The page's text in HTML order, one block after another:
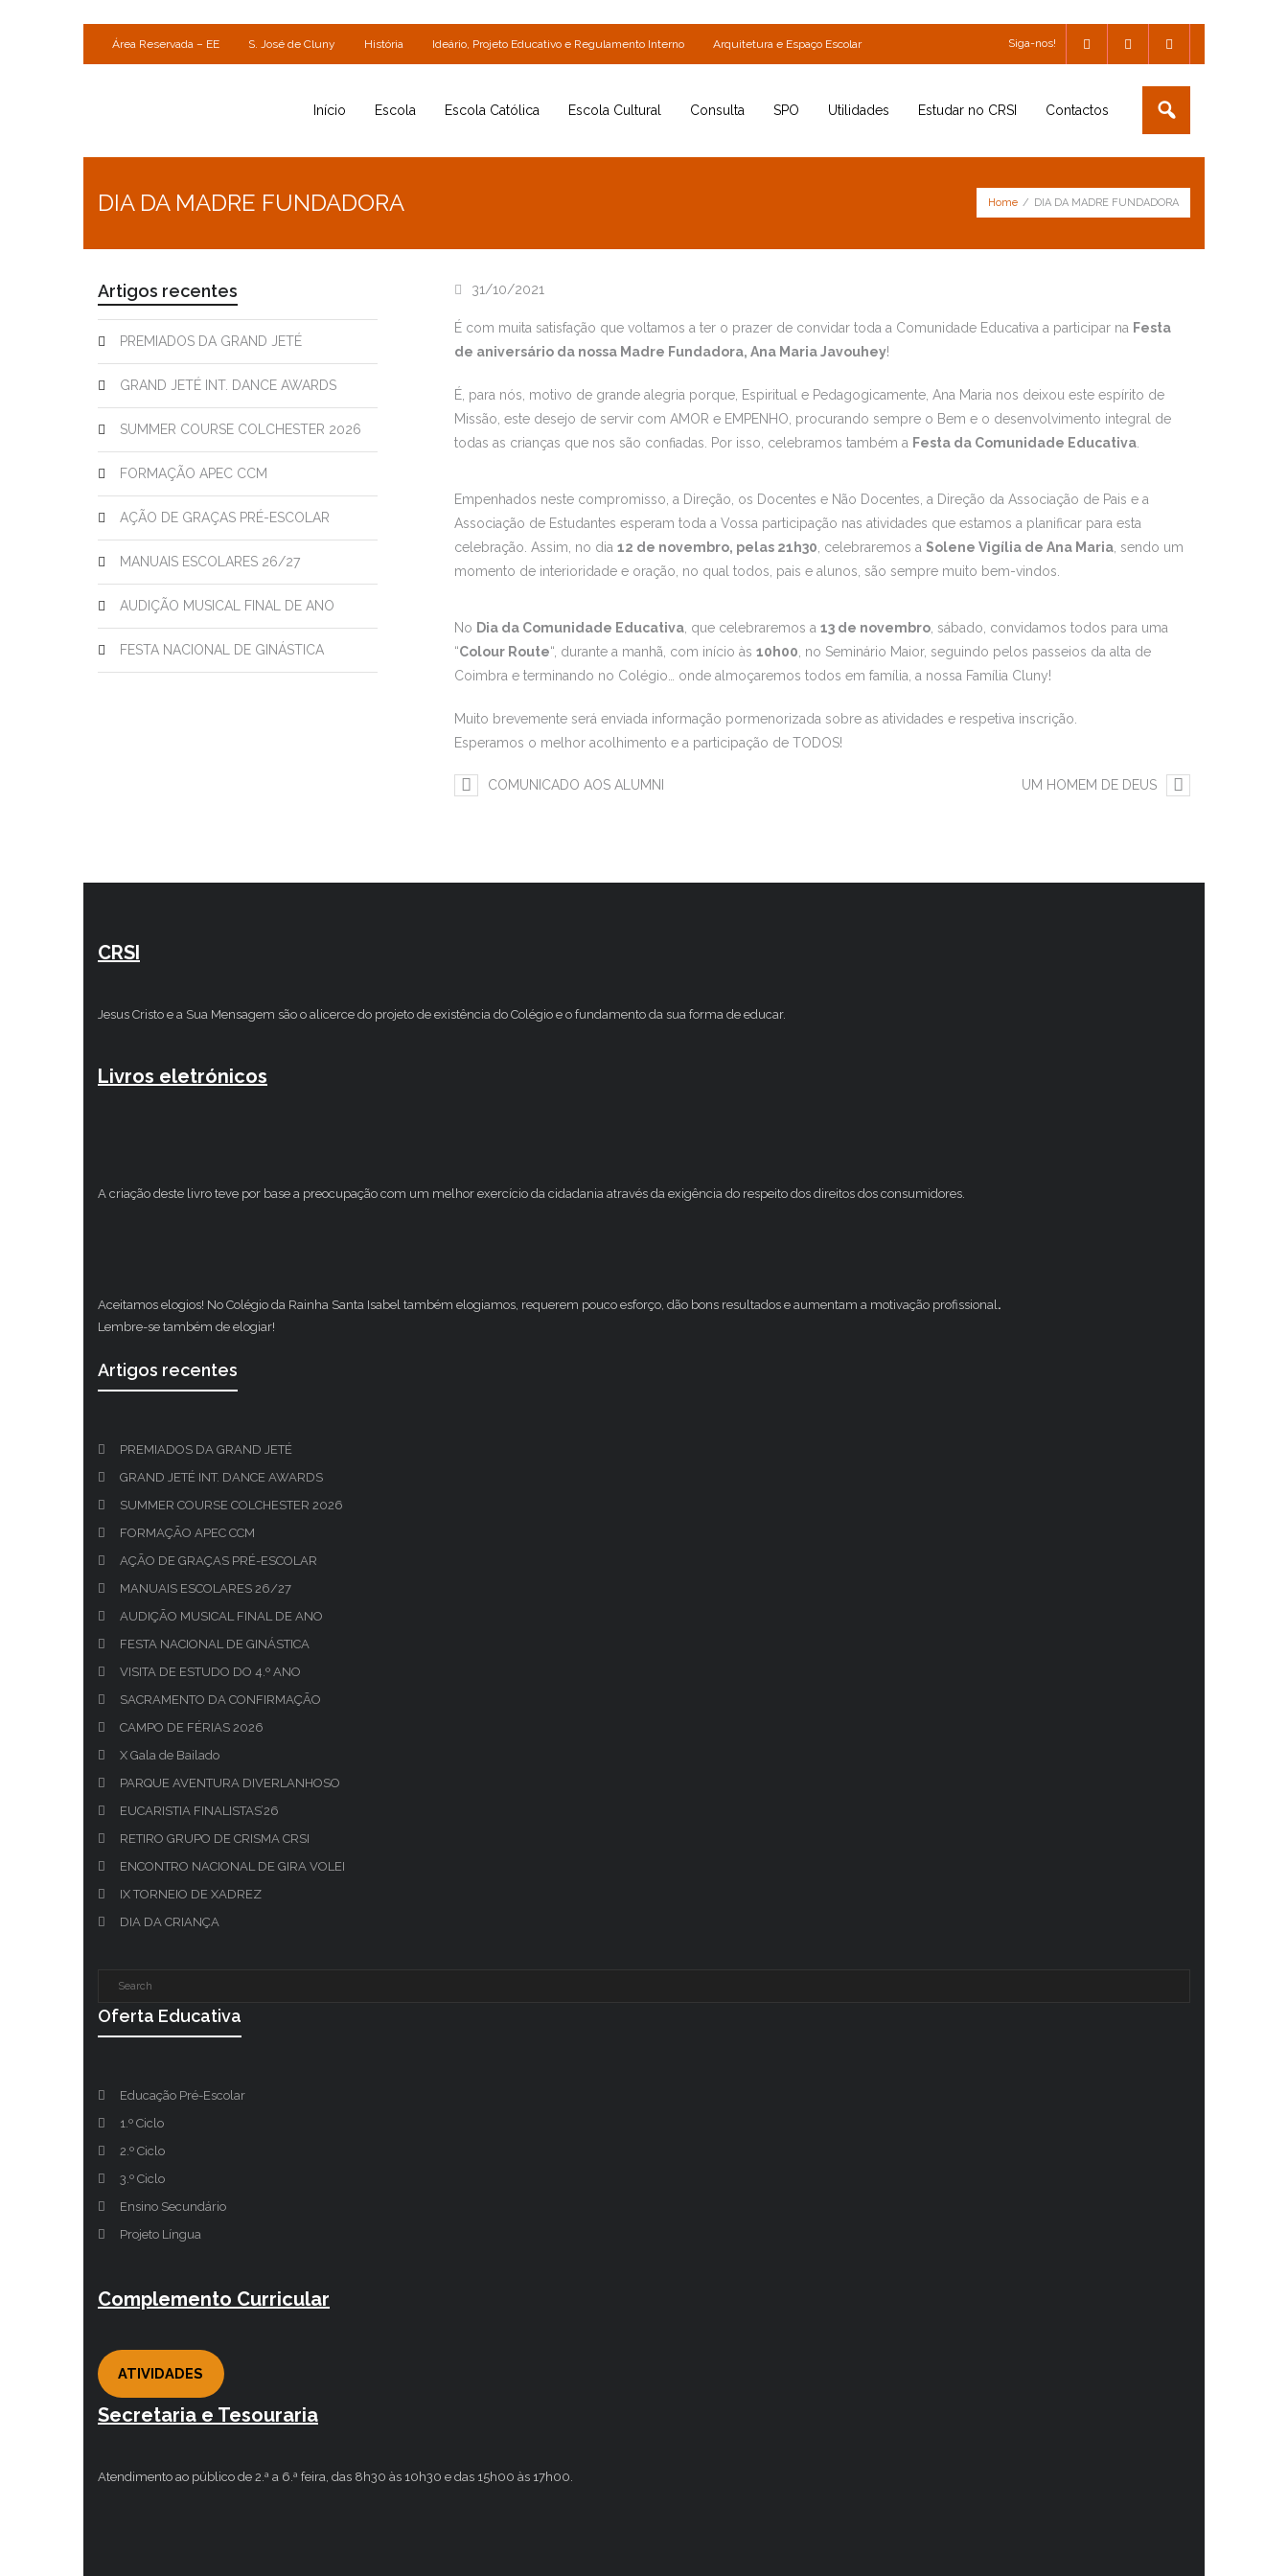
Área Reservada – EE S. José de Cluny História Ideário, Projeto Educativo e Regulamento Interno Arquitetura e Espaço Escolar Siga-nos!
Início Escola Escola Católica Escola Cultural Consulta SPO Utilidades Estudar no CRSI Contactos
DIA DA MADRE FUNDADORA Home / DIA DA MADRE FUNDADORA
31/10/2021
É com muita satisfação que voltamos a ter o prazer de convidar toda a Comunidade Educativa a participar na Festa
de aniversário da nossa Madre Fundadora, Ana Maria Javouhey!
É, para nós, motivo de grande alegria porque, Espiritual e Pedagogicamente, Ana Maria nos deixou este espírito de
Missão, este desejo de servir com AMOR e EMPENHO, procurando sempre o Bem e o desenvolvimento integral de
todas as crianças que nos são confiadas. Por isso, celebramos também a Festa da Comunidade Educativa
Empenhados neste compromisso, a Direção, os Docentes e Não Docentes, a Direção da Associação de Pais e a
Associação de Estudantes esperam toda a Vossa participação nas atividades que estamos a planificar para esta
celebração. Assim, no dia 12 de novembro, pelas 21h30 , celebraremos a Solene Vigília de Ana Maria , sendo um
momento de interioridade e oração, no qual todos, pais e alunos, são sempre muito bem-vindos.
No Dia da Comunidade Educativa , que celebraremos a 13 de novembro , sábado, convidamos todos para uma
“Colour Route“, durante a manhã, com início às 10h00 , no Seminário Maior, seguindo pelos passeios da alta de
Coimbra e terminando no Colégio… onde almoçaremos todos em família, a nossa Família Cluny!
Muito brevemente será enviada informação pormenorizada sobre as atividades e respetiva inscrição.
Esperamos o melhor acolhimento e a participação de TODOS!
COMUNICADO AOS ALUMNI UM HOMEM DE DEUS
Artigos recentes
PREMIADOS DA GRAND JETÉ
GRAND JETÉ INT. DANCE AWARDS
SUMMER COURSE COLCHESTER 2026
FORMAÇÃO APEC CCM
AÇÃO DE GRAÇAS PRÉ-ESCOLAR
MANUAIS ESCOLARES 26/27
AUDIÇÃO MUSICAL FINAL DE ANO
FESTA NACIONAL DE GINÁSTICA
CRSI
Jesus Cristo e a Sua Mensagem são o alicerce do projeto de existência do Colégio e o fundamento da sua forma de educar.
Livros eletrónicos
A criação deste livro teve por base a preocupação com um melhor exercício da cidadania através da exigência do respeito dos direitos dos consumidores.
Aceitamos elogios! No Colégio da Rainha Santa Isabel também elogiamos, requerem pouco esforço, dão bons resultados e aumentam a motivação profissional.
Lembre-se também de elogiar!
Artigos recentes
PREMIADOS DA GRAND JETÉ
GRAND JETÉ INT. DANCE AWARDS
SUMMER COURSE COLCHESTER 2026
FORMAÇÃO APEC CCM
AÇÃO DE GRAÇAS PRÉ-ESCOLAR
MANUAIS ESCOLARES 26/27
AUDIÇÃO MUSICAL FINAL DE ANO
FESTA NACIONAL DE GINÁSTICA
VISITA DE ESTUDO DO 4.º ANO
SACRAMENTO DA CONFIRMAÇÃO
CAMPO DE FÉRIAS 2026
X Gala de Bailado
PARQUE AVENTURA DIVERLANHOSO
EUCARISTIA FINALISTAS’26
RETIRO GRUPO DE CRISMA CRSI
ENCONTRO NACIONAL DE GIRA VOLEI
IX TORNEIO DE XADREZ
DIA DA CRIANÇA
Oferta Educativa
Educação Pré-Escolar
1.º Ciclo
2.º Ciclo
3.º Ciclo
Ensino Secundário
Projeto Língua
Complemento Curricular
ATIVIDADES
Secretaria e Tesouraria
Atendimento ao público de 2.ª a 6.ª feira, das 8h30 às 10h30 e das 15h00 às 17h00.